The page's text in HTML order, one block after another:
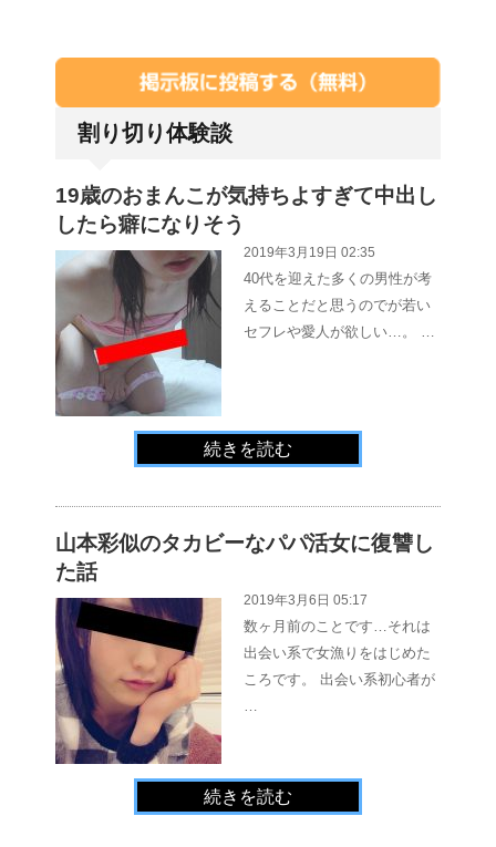
割り切り体験談
19歳のおまんこが気持ちよすぎて中出し
したら癖になりそう
2019年3月19日 02:35
40代を迎えた多くの男性が考
えることだと思うのでが若い
セフレや愛人が欲しい…。 …
続きを読む
山本彩似のタカビーなパパ活女に復讐し
た話
2019年3月6日 05:17
数ヶ月前のことです…それは
出会い系で女漁りをはじめた
ころです。 出会い系初心者が
続きを読む